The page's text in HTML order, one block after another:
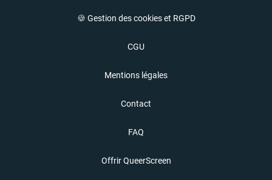
🍪 Gestion des cookies et RGPD
CGU
Mentions légales
Contact
FAQ
Offrir QueerScreen